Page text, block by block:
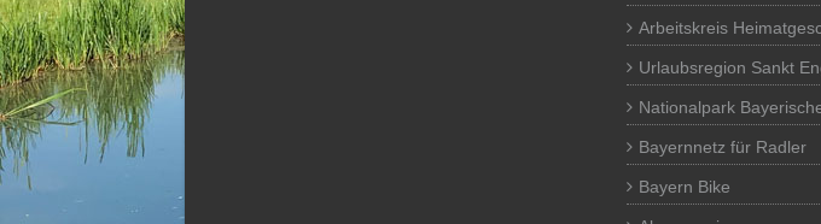
Arbeitskreis
Urlaubsregion Sankt
Nationalpark
Bayernnetz für Radler
Bayern Bike